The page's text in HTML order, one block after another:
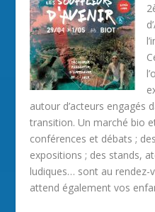
autour d’acteurs engagés
transition. Un marché bio
conférences et débats ;
expositions ; des stands,
ludiques… sont au rendez-
attend également vos